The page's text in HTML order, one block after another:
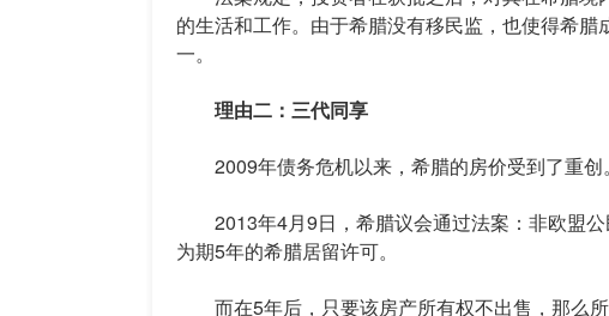
的生活和工作。由于希腊没有移民监，也使得希
一。
理由二：三代同享
2009年债务危机以来，希腊的房价受到了重创
2013年4月9日，希腊议会通过法案：非欧盟公
为期5年的希腊居留许可。
而在5年后，只要该房产所有权不出售，那么